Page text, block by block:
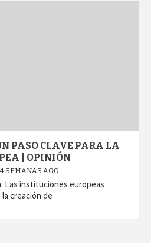
PASO CLAVE PARA LA
| OPINIÓN
4 SEMANAS AGO
Las instituciones europeas
creación de